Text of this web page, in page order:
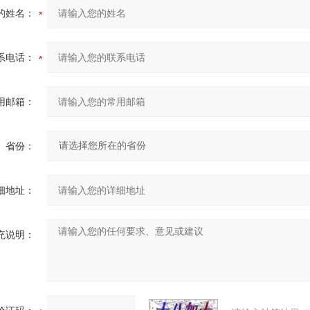
姓名：
电话：
邮箱：
省份：
地址：
说明：